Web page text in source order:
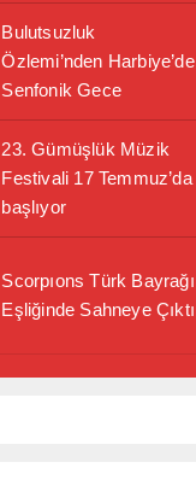
Bulutsuzluk
Özlemi’nden Harbiye’de
Senfonik Gece
23. Gümüşlük Müzik
Festivali 17 Temmuz’da
başlıyor
Scorpıons Türk Bayrağı
Eşliğinde Sahneye Çıktı